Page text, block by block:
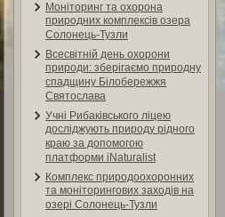
Моніторинг та охорона
природних комплексів озера
Солонець-Тузли
Всесвітній день охорони
природи: зберігаємо природну
спадщину Білобережжя
Святослава
Учні Рибаківського ліцею
досліджують природу рідного
краю за допомогою
платформи iNaturalist
Комплекс природоохоронних
та моніторингових заходів на
озері Солонець-Тузли